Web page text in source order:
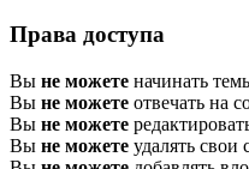
Права доступа
Вы не можете начинать
Вы не можете отвечать на
Вы не можете
Вы не можете удалять свои